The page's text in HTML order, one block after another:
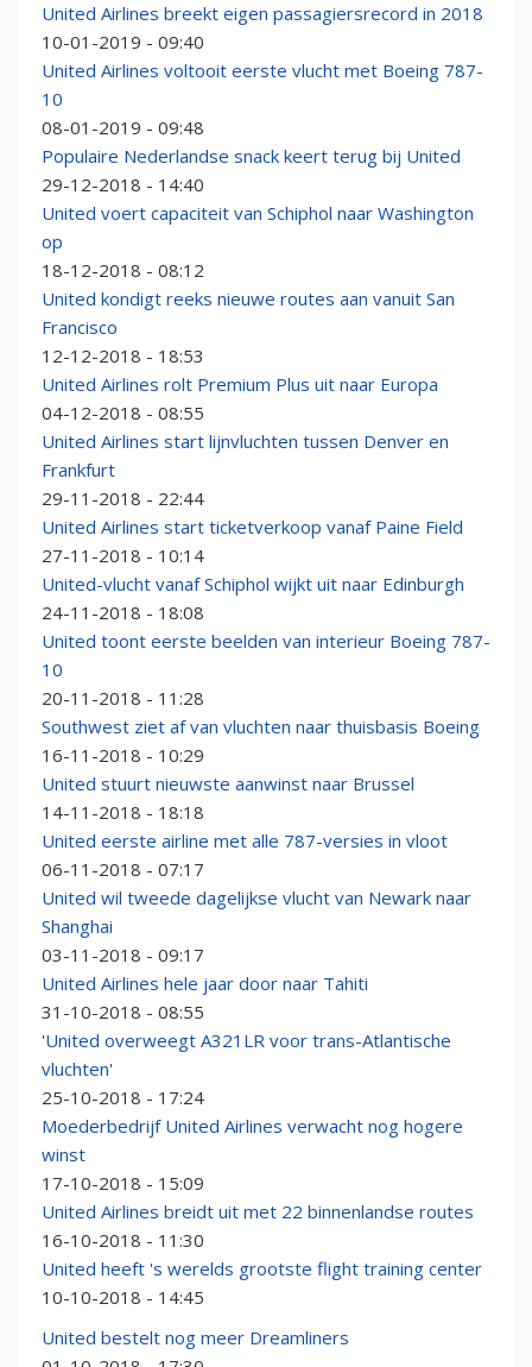
United Airlines breekt eigen passagiersrecord in 2018
10-01-2019 - 09:40
United Airlines voltooit eerste vlucht met Boeing 787-
10
08-01-2019 - 09:48
Populaire Nederlandse snack keert terug bij United
29-12-2018 - 14:40
United voert capaciteit van Schiphol naar Washington
op
18-12-2018 - 08:12
United kondigt reeks nieuwe routes aan vanuit San
Francisco
12-12-2018 - 18:53
United Airlines rolt Premium Plus uit naar Europa
04-12-2018 - 08:55
United Airlines start lijnvluchten tussen Denver en
Frankfurt
29-11-2018 - 22:44
United Airlines start ticketverkoop vanaf Paine Field
27-11-2018 - 10:14
United-vlucht vanaf Schiphol wijkt uit naar Edinburgh
24-11-2018 - 18:08
United toont eerste beelden van interieur Boeing 787-
10
20-11-2018 - 11:28
Southwest ziet af van vluchten naar thuisbasis Boeing
16-11-2018 - 10:29
United stuurt nieuwste aanwinst naar Brussel
14-11-2018 - 18:18
United eerste airline met alle 787-versies in vloot
06-11-2018 - 07:17
United wil tweede dagelijkse vlucht van Newark naar
Shanghai
03-11-2018 - 09:17
United Airlines hele jaar door naar Tahiti
31-10-2018 - 08:55
'United overweegt A321LR voor trans-Atlantische
vluchten'
25-10-2018 - 17:24
Moederbedrijf United Airlines verwacht nog hogere
winst
17-10-2018 - 15:09
United Airlines breidt uit met 22 binnenlandse routes
16-10-2018 - 11:30
United heeft 's werelds grootste flight training center
10-10-2018 - 14:45
United bestelt nog meer Dreamliners